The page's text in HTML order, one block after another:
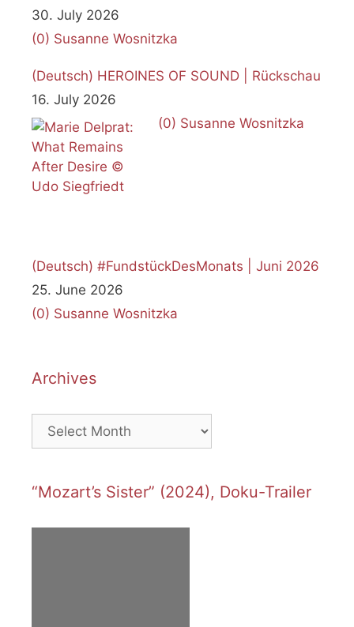
30. July 2026
(0) Susanne Wosnitzka
(Deutsch) HEROINES OF SOUND | Rückschau
16. July 2026
(0) Susanne Wosnitzka
(Deutsch) #FundstückDesMonats | Juni 2026
25. June 2026
(0) Susanne Wosnitzka
Archives
Archives
“Mozart’s Sister” (2024), Doku-Trailer